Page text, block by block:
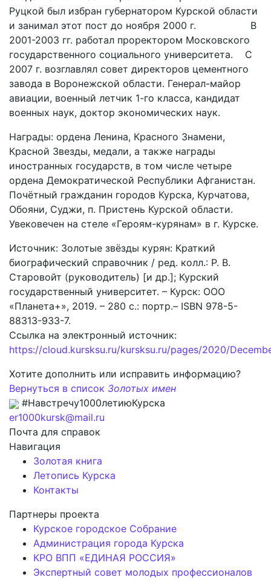
Руцкой был избран губернатором Курской области
и занимал этот пост до ноября 2000 г. В
2001-2003 гг. работал проректором Московского
государственного социального университета. С
2007 г. возглавлял совет директоров цементного
завода в Воронежской области. Генерал-майор
авиации, военный летчик 1-го класса, кандидат
военных наук, доктор экономических наук.
Награды: ордена Ленина, Красного Знамени,
Красной Звезды, медали, а также награды
иностранных государств, в том числе четыре
ордена Демократической Республики Афганистан.
Почётный гражданин городов Курска, Курчатова,
Обояни, Суджи, п. Пристень Курской области.
Увековечен на стеле «Героям-курянам» в г. Курске.
Источник: Золотые звёзды курян: Краткий
биографический справочник / ред. колл.: Р. В.
Старовойт (руководитель) [и др.]; Курский
государственный университет. – Курск: ООО
«Планета+», 2019. – 280 с.: портр.– ISBN 978-5-
88313-933-7.
Ссылка на электронный источник:
https://cloud.kursksu.ru/kursksu.ru/pages/2020/
Хотите дополнить или исправить информацию?
Вернуться в список Золотых имен
#Навстречу1000летиюКурска
er1000kursk@mail.ru
Почта для справок
Навигация
Золотая книга
Летопись Курска
Контакты
Партнеры проекта
Курское городское Собрание
Администрация города Курска
КРО ВПП «ЕДИНАЯ РОССИЯ»
Экспертный совет молодых профессионалов